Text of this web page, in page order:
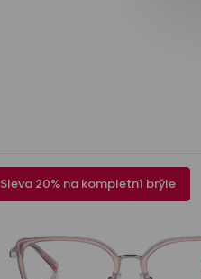
Sleva 20% na kompletní brýle